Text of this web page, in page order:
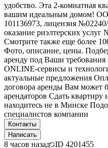
удобство. Эта 2-комнатная
вашим идеальным домом!
101136973, лицензия
оказание риэлтерских услуг
Смотрите также еще более
Фото, описание, цены.
аренду под Ваши требования
ONLINE-сервисы и
актуальные предложения
договора аренды Вам может
арендаторов Сдать
находитесь не в Минске
специалистов компании
Контакты
Написать
8 часов назад ID 4201455